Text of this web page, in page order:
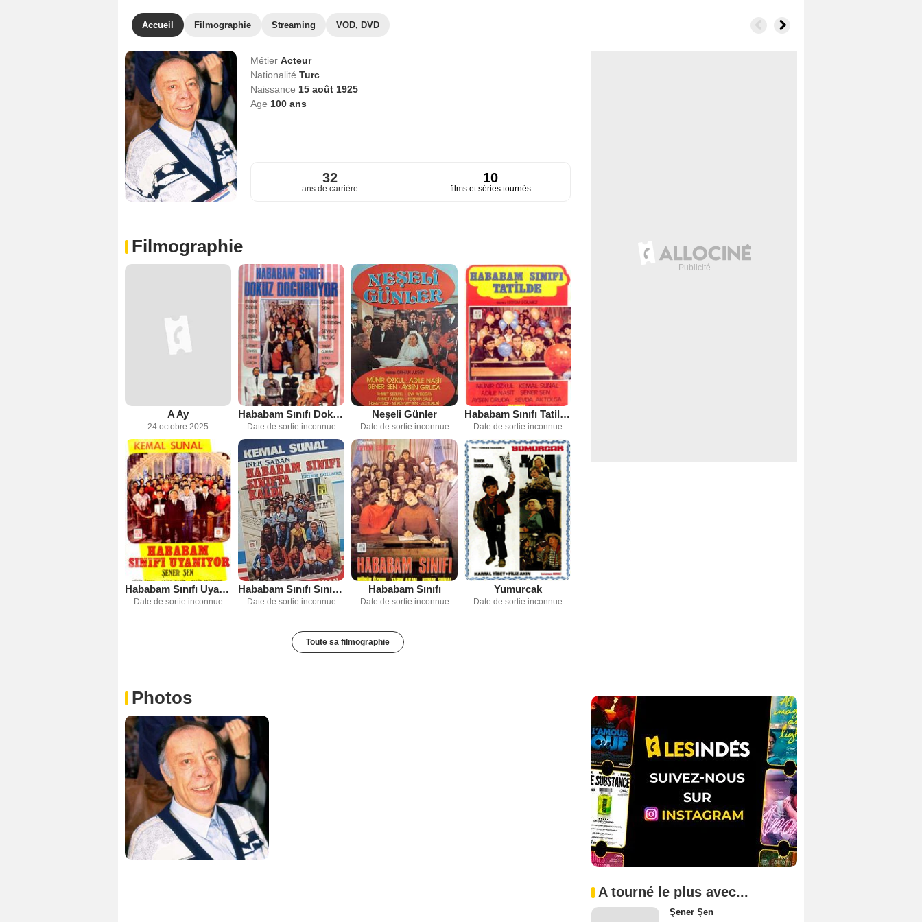
Accueil Filmographie Streaming VOD, DVD
Métier Acteur
Nationalité Turc
Naissance 15 août 1925
Age 100ans
32
ans de carrière
10
films et séries tournés
Filmographie
A Ay
24 octobre 2025
Hababam Sınıfı Dokuz Doğuruyor
Date de sortie inconnue
Neşeli Günler
Date de sortie inconnue
Hababam Sınıfı Tatilde
Date de sortie inconnue
Hababam Sınıfı Uyanıyor
Date de sortie inconnue
Hababam Sınıfı Sınıfta Kaldı
Date de sortie inconnue
Hababam Sınıfı
Date de sortie inconnue
Yumurcak
Date de sortie inconnue
Toute sa filmographie
Photos
A tourné le plus avec...
Şener Şen